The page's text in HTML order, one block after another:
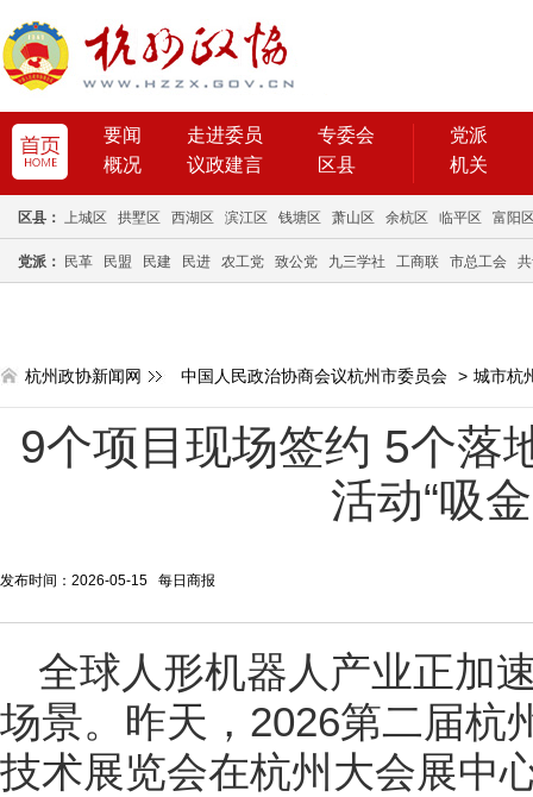
要闻 走进委员
专委会
概况
议政建言 区县
党派
机关
区县： 上城区 拱墅区 西湖区 滨江区 钱塘区 萧山区 余杭区 临平区 富阳
党派： 民革 民盟 民建 民进 农工党 致公党 九三学社 工商联 市总工会
杭州政协新闻网 中国人民政治协商会议杭州市委员会 > 城市杭
9个项目现场签约 5个落
活动“吸
发布时间：2026-05-15 每日商报
全球人形机器人产业正加
场景。昨天，2026第二届杭
技术展览会在杭州大会展中